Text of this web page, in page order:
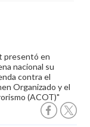
presentó en
nacional su
contra el
Organizado y el
(ACOT)"